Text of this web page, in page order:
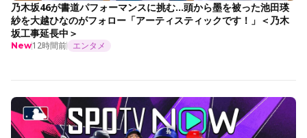
乃木坂46が書道パフォーマンスに挑む…頭から墨を被った池田瑛
紗を大越ひなのがフォロー「アーティスティックです！」＜乃木
坂工事延長中＞
New12時間前 エンタメ